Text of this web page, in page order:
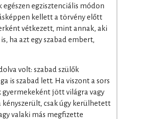
egzisztenciális módon
kellett a törvény előtt
vétkezett, mint annak, aki
ha azt egy szabad embert,
volt: szabad szülők
is szabad lett. Ha viszont a sors
gyermekeként jött világra vagy
kényszerült, csak úgy kerülhetett
valaki más megfizette